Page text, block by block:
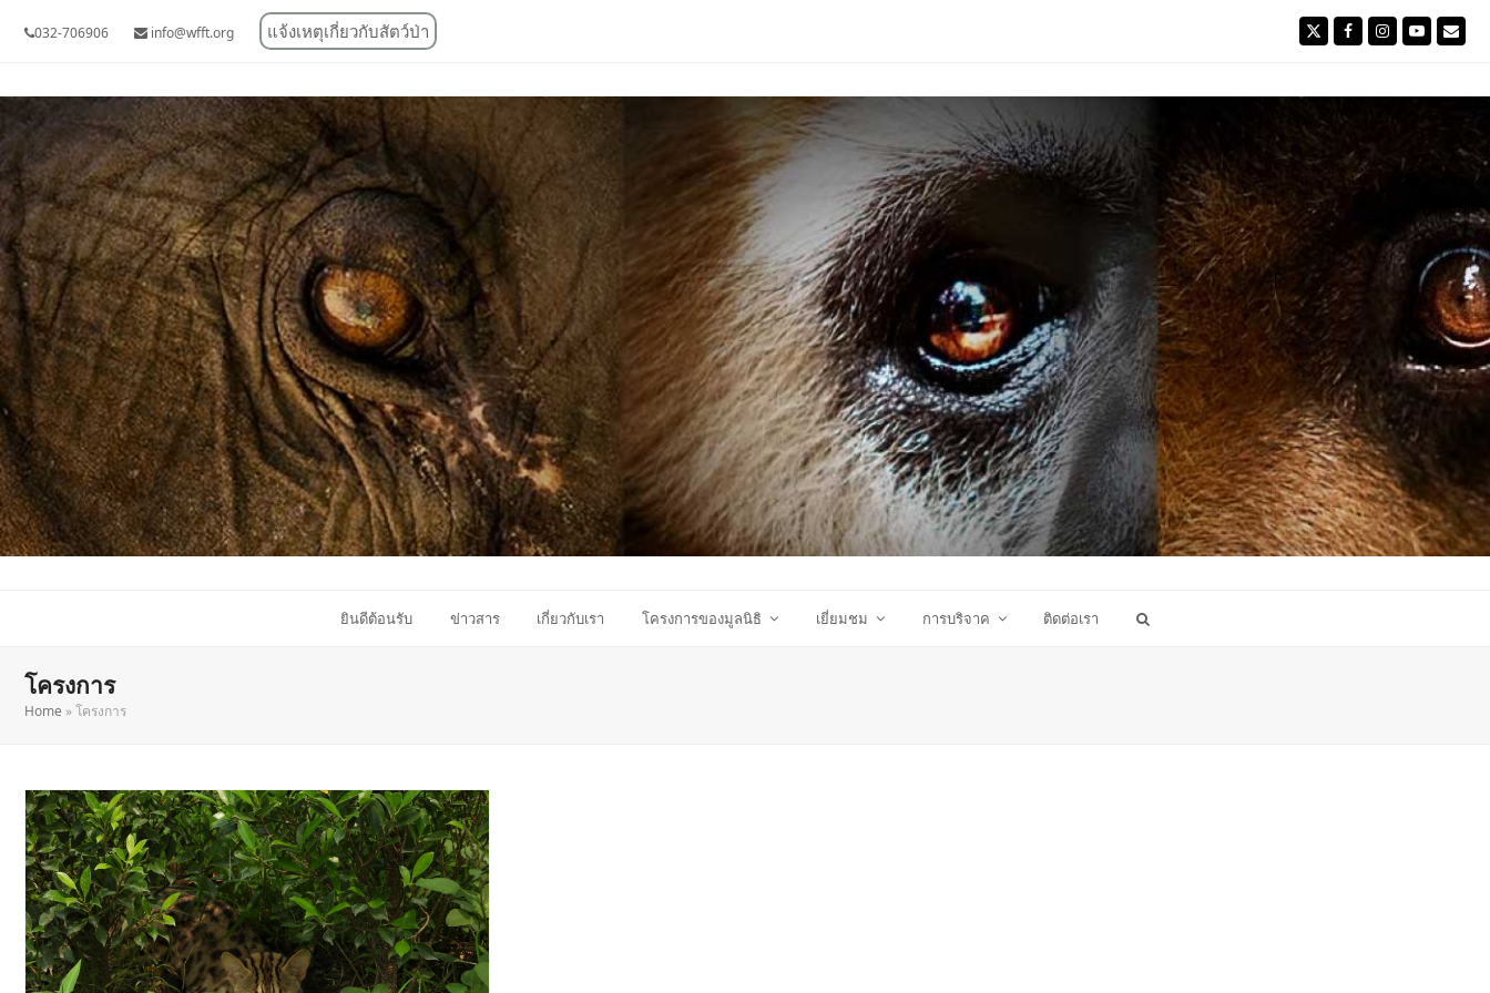
032-706906 info@wfft.org แจ้งเหตุเกี่ยวกับสัตว์ป่า TwitterFacebookInstagram
YouTube
ยินดีต้อนรับ ข่าวสาร เกี่ยวกับเรา โครงการของมูลนิธิ เยี่ยมชม การบริจาค ติดต่อเรา
โครงการ
Home »โครงการ